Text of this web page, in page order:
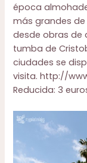
época
más grandes
desde obras de
tumba de
ciudades se
visita.http://
Reducida: 3